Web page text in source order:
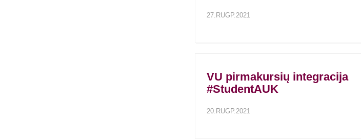
27.RUGP.2021
VU pirmakursių integracija
#StudentAUK
20.RUGP.2021